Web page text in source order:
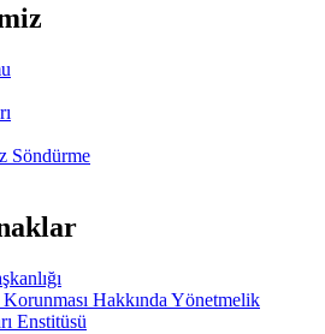
Söndürme
Korunması Hakkında Yönetmelik
Enstitüsü